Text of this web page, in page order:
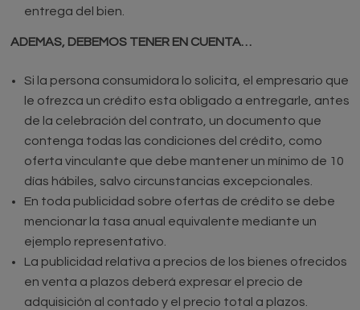
entrega del bien.
ADEMAS, DEBEMOS TENER EN CUENTA…
Si la persona consumidora lo solicita, el empresario que
le ofrezca un crédito esta obligado a entregarle, antes
de la celebración del contrato, un documento que
contenga todas las condiciones del crédito, como
oferta vinculante que debe mantener un mínimo de 10
días hábiles, salvo circunstancias excepcionales.
En toda publicidad sobre ofertas de crédito se debe
mencionar la tasa anual equivalente mediante un
ejemplo representativo.
La publicidad relativa a precios de los bienes ofrecidos
en venta a plazos deberá expresar el precio de
adquisición al contado y el precio total a plazos.